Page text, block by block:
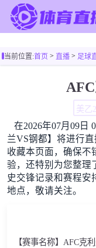
足球直播
足球新闻
篮球新闻
当前位置:首页> 直播> 足球
美乙2
在2026年07月09日
兰VS钢都】将进行
收藏本页面，确保不
验，还特别为您整理
史交锋记录和赛程安
地点，敬请关注。
【赛事名称】AFC克